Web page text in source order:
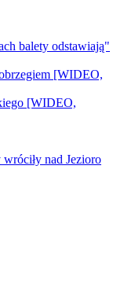
balety odstawiają"
[WIDEO,
[WIDEO,
nad Jezioro